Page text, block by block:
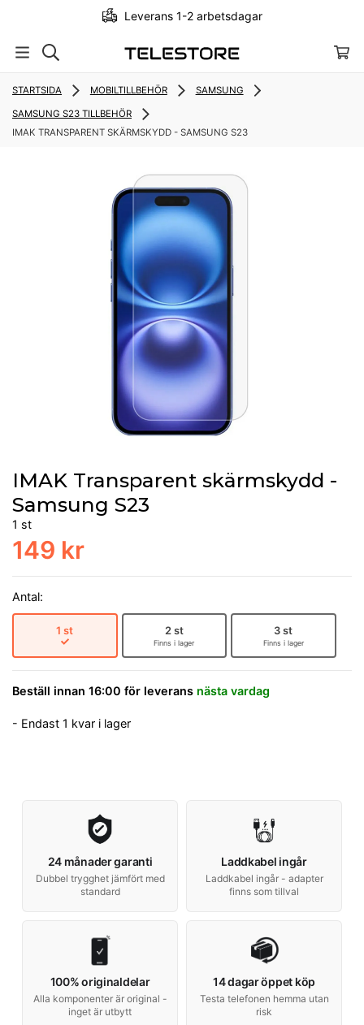
Leverans 1-2 arbetsdagar
STARTSIDA MOBILTILLBEHÖR SAMSUNG
SAMSUNG S23 TILLBEHÖR
IMAK TRANSPARENT SKÄRMSKYDD - SAMSUNG S23
IMAK Transparent skärmskydd -
Samsung S23
1 st
149 kr
Antal:
1 st 2 st
Finns i lager
3 st
Finns i lager
Beställ innan 16:00 för leverans nästa vardag
- Endast 1 kvar i lager
24 månader garanti
Dubbel trygghet jämfört med
standard
Laddkabel ingår
Laddkabel ingår - adapter
finns som tillval
100% originaldelar
Alla komponenter är original -
inget är utbytt
14 dagar öppet köp
Testa telefonen hemma utan
risk